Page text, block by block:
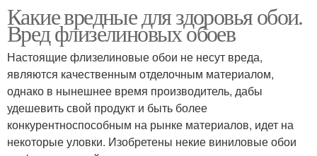
Какие вредные для здоровья обои.
Вред флизелиновых обоев
Настоящие флизелиновые обои не несут вреда,
являются качественным отделочным материалом,
однако в нынешнее время производитель, дабы
удешевить свой продукт и быть более
конкурентноспособным на рынке материалов, идет на
некоторые уловки. Изобретены некие виниловые обои